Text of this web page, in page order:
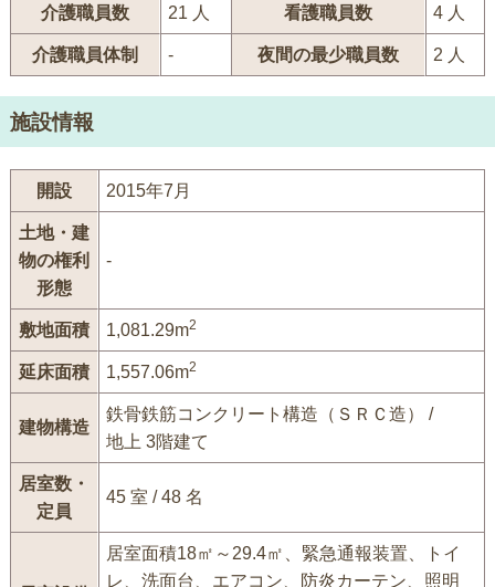
介護職員数 21 人 看護職員数 4 人
介護職員体制 - 夜間の最少職員数 2 人
施設情報
開設 2015年7月
土地・建
物の権利
形態
-
敷地面積 1,081.29m2
延床面積 1,557.06m2
建物構造
鉄骨鉄筋コンクリート構造（ＳＲＣ造） /
地上 3階建て
居室数・
定員
45 室 / 48 名
居室面積18㎡～29.4㎡、緊急通報装置、トイ
レ、洗面台、エアコン、防炎カーテン、照明